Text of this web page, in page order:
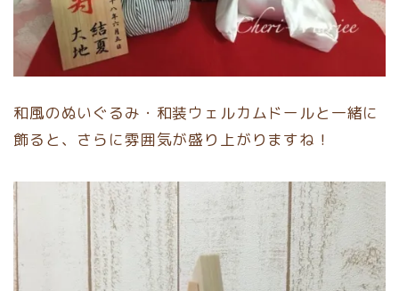
和風のぬいぐるみ・和装ウェルカムドールと一緒に
飾ると、さらに雰囲気が盛り上がりますね！